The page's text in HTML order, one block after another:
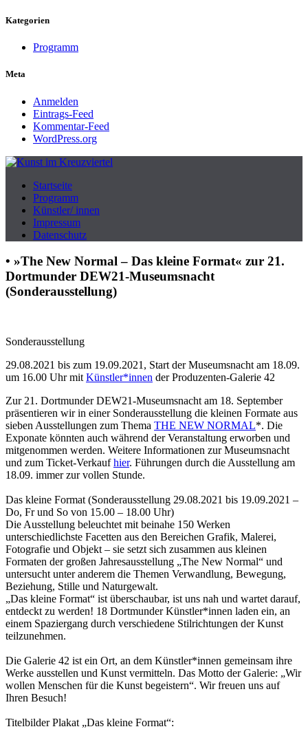
Kategorien
Programm
Meta
Anmelden
Eintrags-Feed
Kommentar-Feed
WordPress.org
Kunst im Kreuzviertel
Produzenten-Galerie 42
Startseite
Programm
Künstler/ innen
Impressum
Datenschutz
• »The New Normal – Das kleine Format« zur 21.
Dortmunder DEW21-Museumsnacht
(Sonderausstellung)
Sonderausstellung
29.08.2021 bis zum 19.09.2021, Start der Museumsnacht am 18.09.
um 16.00 Uhr mit Künstler*innen der Produzenten-Galerie 42
Zur 21. Dortmunder DEW21-Museumsnacht am 18. September
präsentieren wir in einer Sonderausstellung die kleinen Formate aus
sieben Ausstellungen zum Thema THE NEW NORMAL*. Die
Exponate könnten auch während der Veranstaltung erworben und
mitgenommen werden. Weitere Informationen zur Museumsnacht
und zum Ticket-Verkaufhier. Führungen durch die Ausstellung am
18.09. immer zur vollen Stunde.
Das kleine Format (Sonderausstellung 29.08.2021 bis 19.09.2021 –
Do, Fr und So von 15.00 – 18.00 Uhr)
Die Ausstellung beleuchtet mit beinahe 150 Werken
unterschiedlichste Facetten aus den Bereichen Grafik, Malerei,
Fotografie und Objekt – sie setzt sich zusammen aus kleinen
Formaten der großen Jahresausstellung „The New Normal“ und
untersucht unter anderem die Themen Verwandlung, Bewegung,
Beziehung, Stille und Naturgewalt.
„Das kleine Format“ ist überschaubar, ist uns nah und wartet darauf,
entdeckt zu werden! 18 Dortmunder Künstler*innen laden ein, an
einem Spaziergang durch verschiedene Stilrichtungen der Kunst
teilzunehmen.
Die Galerie 42 ist ein Ort, an dem Künstler*innen gemeinsam ihre
Werke ausstellen und Kunst vermitteln. Das Motto der Galerie: „Wir
wollen Menschen für die Kunst begeistern“. Wir freuen uns auf
Ihren Besuch!
Titelbilder Plakat „Das kleine Format“: